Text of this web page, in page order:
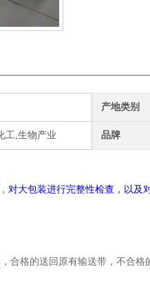
产地类别
工,生物产业 品牌
对大包装进行完整性检查，以及
合格的送回原有输送带，不合